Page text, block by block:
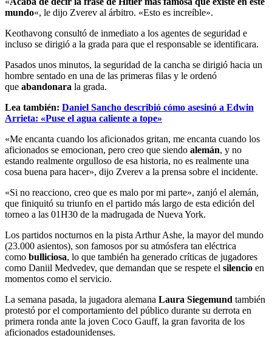
mundo«, le dijo Zverev al árbitro. «Esto es increíble».
Keothavong consultó de inmediato a los agentes de seguridad e
incluso se dirigió a la grada para que el responsable se identificara.
Pasados unos minutos, la seguridad de la cancha se dirigió hacia un
hombre sentado en una de las primeras filas y le ordenó
que abandonara la grada.
Lea también: Daniel Sancho describió cómo asesinó a Edwin
Arrieta: «Puse el agua caliente a tope»
«Me encanta cuando los aficionados gritan, me encanta cuando los
aficionados se emocionan, pero creo que siendo alemán, y no
estando realmente orgulloso de esa historia, no es realmente una
cosa buena para hacer», dijo Zverev a la prensa sobre el incidente.
«Si no reacciono, creo que es malo por mi parte», zanjó el alemán,
que finiquitó su triunfo en el partido más largo de esta edición del
torneo a las 01H30 de la madrugada de Nueva York.
Los partidos nocturnos en la pista Arthur Ashe, la mayor del mundo
(23.000 asientos), son famosos por su atmósfera tan eléctrica
como bulliciosa, lo que también ha generado críticas de jugadores
como Daniil Medvedev, que demandan que se respete el silencio en
momentos como el servicio.
La semana pasada, la jugadora alemana Laura Siegemund también
protestó por el comportamiento del público durante su derrota en
primera ronda ante la joven Coco Gauff, la gran favorita de los
aficionados estadounidenses.